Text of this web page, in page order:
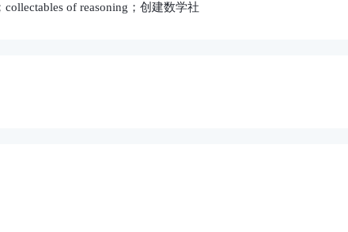
collectables of reasoning；创建数学社